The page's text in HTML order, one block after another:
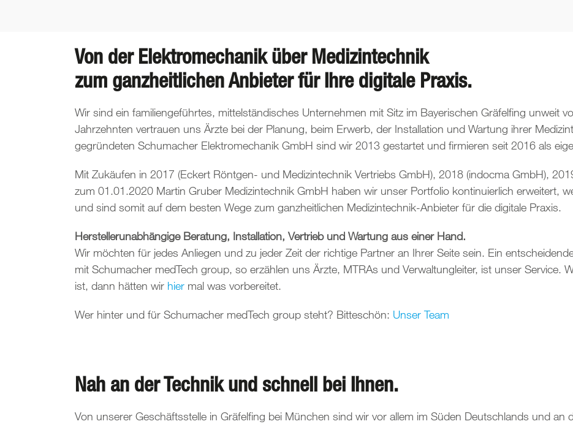
Von der Elektromechanik über Medizintechnik
zum ganzheitlichen Anbieter für Ihre digitale Praxis.
Wir sind ein familiengeführtes, mittelständisches Unternehmen mit Sitz im Bayerischen Gräfelfing unweit
Jahrzehnten vertrauen uns Ärzte bei der Planung, beim Erwerb, der Installation und Wartung ihrer
gegründeten Schumacher Elektromechanik GmbH sind wir 2013 gestartet und firmieren seit 2016 als
Mit Zukäufen in 2017 (Eckert Röntgen- und Medizintechnik Vertriebs GmbH), 2018 (indocma GmbH),
zum 01.01.2020 Martin Gruber Medizintechnik GmbH haben wir unser Portfolio kontinuierlich erweitert,
und sind somit auf dem besten Wege zum ganzheitlichen Medizintechnik-Anbieter für die digitale Praxis.
Herstellerunabhängige Beratung, Installation, Vertrieb und Wartung aus einer Hand.
Wir möchten für jedes Anliegen und zu jeder Zeit der richtige Partner an Ihrer Seite sein. Ein
mit Schumacher medTech group, so erzählen uns Ärzte, MTRAs und Verwaltungleiter, ist unser Service.
ist, dann hätten wir hier mal was vorbereitet.
Wer hinter und für Schumacher medTech group steht? Bitteschön: Unser Team
Nah an der Technik und schnell bei Ihnen.
Von unserer Geschäftsstelle in Gräfelfing bei München sind wir vor allem im Süden Deutschlands und an